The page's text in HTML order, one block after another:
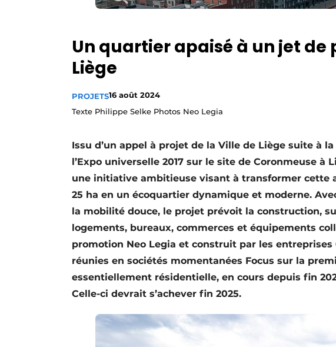
S’inscrire
Termes et conditions
Video’s
Un quartier apaisé à un jet de
Liège
PROJETS16 août 2024
Texte Philippe Selke Photos Neo Legia
Issu d’un appel à projet de la Ville de Liège suite à
l’Expo universelle 2017 sur le site de Coronmeuse à
une initiative ambitieuse visant à transformer cette
25 ha en un écoquartier dynamique et moderne.
la mobilité douce, le projet prévoit la construction,
logements, bureaux, commerces et équipements
promotion Neo Legia et construit par les entreprises
réunies en sociétés momentanées Focus sur la
essentiellement résidentielle, en cours depuis fin
Celle-ci devrait s’achever fin 2025.